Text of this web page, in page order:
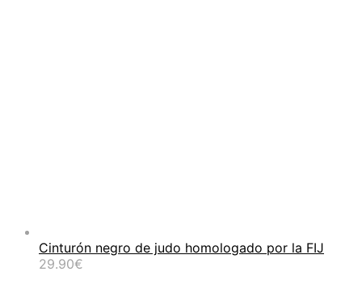
Cinturón negro de judo homologado por la FIJ
29.90€